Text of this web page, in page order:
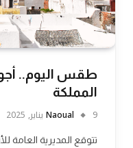
طقس اليوم..
المملكة
Naoual 9 يناير, 2025
تتوقع المديرية العامة